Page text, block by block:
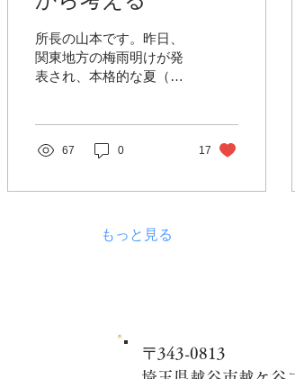
所長の山本です。昨日、
関東地方の梅雨明けが発
表され、本格的な夏（真
完全に収束を見せない
症の予防。 体調管理が難
が、体調管理にはお気を
付けください。...
67 0 17
もっと見る
〒343-0813